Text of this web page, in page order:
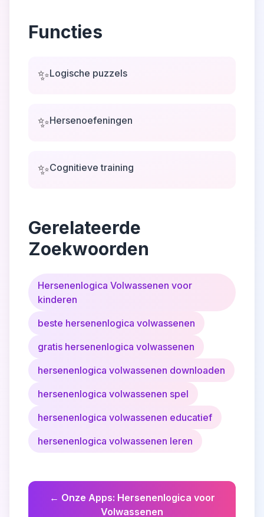
Functies
✨Logische puzzels
✨Hersenoefeningen
✨Cognitieve training
Gerelateerde
Zoekwoorden
Hersenenlogica Volwassenen voor
kinderen
beste hersenenlogica volwassenen
gratis hersenenlogica volwassenen
hersenenlogica volwassenen downloaden
hersenenlogica volwassenen spel
hersenenlogica volwassenen educatief
hersenenlogica volwassenen leren
← Onze Apps: Hersenenlogica voor
Volwassenen